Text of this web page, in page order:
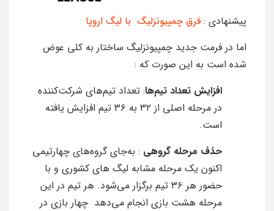
پیشنهادی : فرق چمپیونزلیگ با لیگ اروپا
اما در فرمت جدید چمپیونزلیگ ساختار به کلی عوض
شده است به این صورت که :
افزایش تعداد تیم‌ها: تعداد تیم‌های شرکت‌کننده
در مرحله اصلی از ۳۲ به ۳۶ تیم افزایش یافته
است.
حذف مرحله گروهی : به‌جای گروه‌های چهارتیمی
اکنون یک مرحله مشابه لیگ های کشوری و با
حضور هر ۳۶ تیم برگزار می‌شود.
هر تیم در این
مرحله هشت بازی انجام می‌دهد چهار بازی در